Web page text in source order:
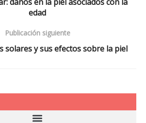
edad
Publicación siguiente
solares y sus efectos sobre la piel